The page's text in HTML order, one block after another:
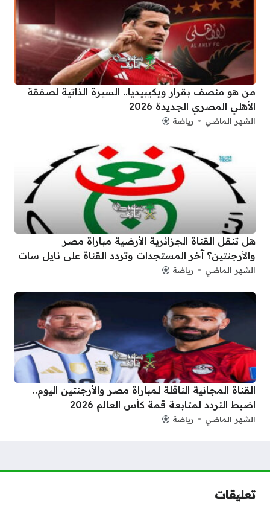
من هو منصف بقرار ويكيبيديا.. السيرة الذاتية لصفقة
الأهلي المصري الجديدة 2026
الشهر الماضي رياضة
هل تنقل القناة الجزائرية الأرضية مباراة مصر
والأرجنتين؟ آخر المستجدات وتردد القناة على نايل سات
الشهر الماضي رياضة
القناة المجانية الناقلة لمباراة مصر والأرجنتين اليوم..
اضبط التردد لمتابعة قمة كأس العالم 2026
الشهر الماضي رياضة
تعليقات